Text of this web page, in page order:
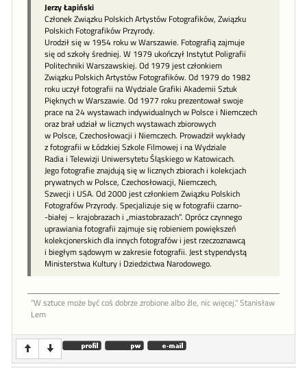
Jerzy Łapiński
Członek Związku Polskich Artystów Fotografików, Związku
Polskich Fotografików Przyrody.
Urodził się w 1954 roku w Warszawie. Fotografią zajmuje
się od szkoły średniej. W 1979 ukończył Instytut Poligrafii
Politechniki Warszawskiej. Od 1979 jest członkiem
Związku Polskich Artystów Fotografików. Od 1979 do 1982
roku uczył fotografii na Wydziale Grafiki Akademii Sztuk
Pięknych w Warszawie. Od 1977 roku prezentował swoje
prace na 24 wystawach indywidualnych w Polsce i Niemczech
oraz brał udział w licznych wystawach zbiorowych
w Polsce, Czechosłowacji i Niemczech. Prowadził wykłady
z fotografii w Łódzkiej Szkole Filmowej i na Wydziale
Radia i Telewizji Uniwersytetu Śląskiego w Katowicach.
Jego fotografie znajdują się w licznych zbiorach i kolekcjach
prywatnych w Polsce, Czechosłowacji, Niemczech,
Szwecji i USA. Od 2000 jest członkiem Związku Polskich
Fotografów Przyrody. Specjalizuje się w fotografii czarno-
-białej – krajobrazach i „miastobrazach”. Oprócz czynnego
uprawiania fotografii zajmuje się robieniem powiększeń
kolekcjonerskich dla innych fotografów i jest rzeczoznawcą
i biegłym sądowym w zakresie fotografii. Jest stypendystą
Ministerstwa Kultury i Dziedzictwa Narodowego.
"W sztu­ce może być coś dob­rze zro­bione al­bo źle, nic więcej." Stanisław
Lem